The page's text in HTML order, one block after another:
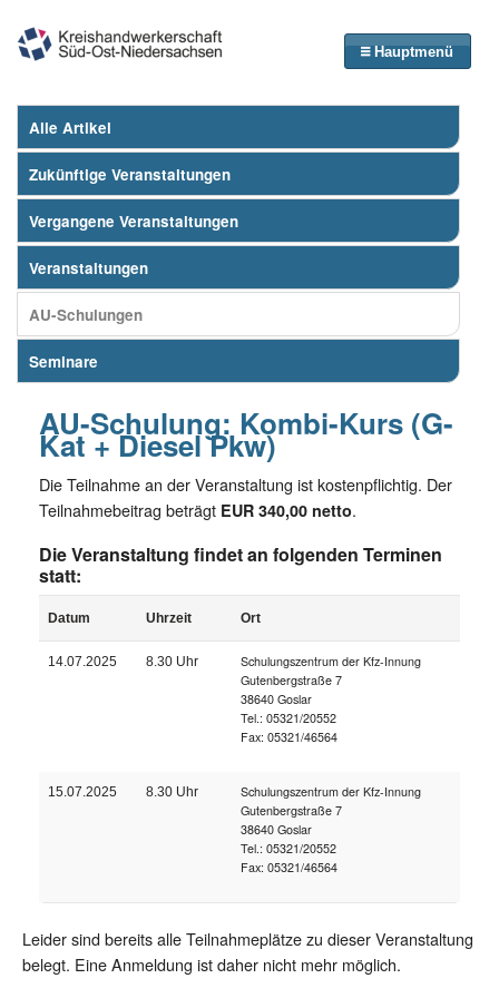
Hauptmenü
Alle Artikel
Zukünftige Veranstaltungen
Vergangene Veranstaltungen
Veranstaltungen
AU-Schulungen
Seminare
AU-Schulung: Kombi-Kurs (G-
Kat + Diesel Pkw)
Die Teilnahme an der Veranstaltung ist kostenpflichtig. Der
Teilnahmebeitrag beträgt EUR 340,00 netto.
Die Veranstaltung findet an folgenden Terminen
statt:
Datum Uhrzeit Ort
14.07.2025 8.30 Uhr
Schulungszentrum der Kfz-Innung
Gutenbergstraße 7
38640 Goslar
Tel.: 05321/20552
Fax: 05321/46564
15.07.2025 8.30 Uhr
Schulungszentrum der Kfz-Innung
Gutenbergstraße 7
38640 Goslar
Tel.: 05321/20552
Fax: 05321/46564
Leider sind bereits alle Teilnahmeplätze zu dieser Veranstaltung
belegt. Eine Anmeldung ist daher nicht mehr möglich.